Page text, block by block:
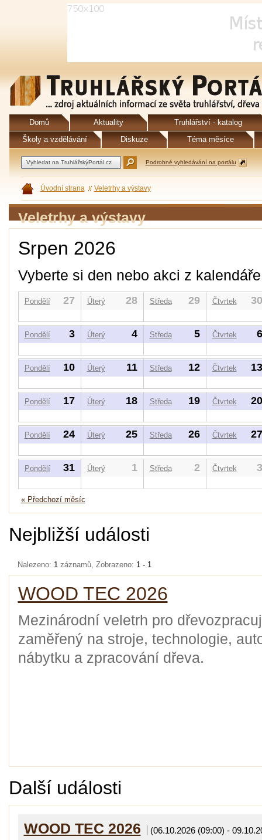
Domů Aktuality
Truhlářství - katalog
Školy a vzdělávání
Diskuze Téma měsíce
Podrobné vyhledávání na portálu
Úvodní strana Veletrhy a výstavy
Veletrhy a výstavy
Srpen 2026
Vyberte si den nebo akci z kalendáře
Pondělí 27 Úterý 28 Středa 29 Čtvrtek 30
Pondělí 3 Úterý 4 Středa 5 Čtvrtek 6
Pondělí 10 Úterý 11 Středa 12 Čtvrtek 13
Pondělí 17 Úterý 18 Středa 19 Čtvrtek 20
Pondělí 24 Úterý 25 Středa 26 Čtvrtek 27
Pondělí 31 Úterý 1 Středa 2 Čtvrtek 3
« Předchozí měsíc
Nejbližší události
Nalezeno: 1 záznamů, Zobrazeno: 1 - 1
WOOD TEC 2026
Mezinárodní veletrh pro
zaměřený na stroje, technologie,
nábytku a zpracování dřeva.
Další události
WOOD TEC 2026 (06.10.2026 (09:00) -